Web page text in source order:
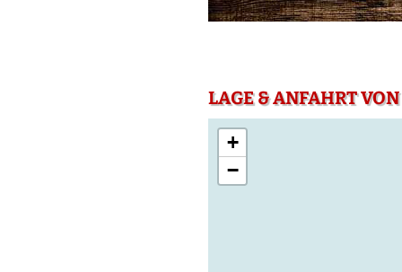
LAGE & ANFAHRT
+
−